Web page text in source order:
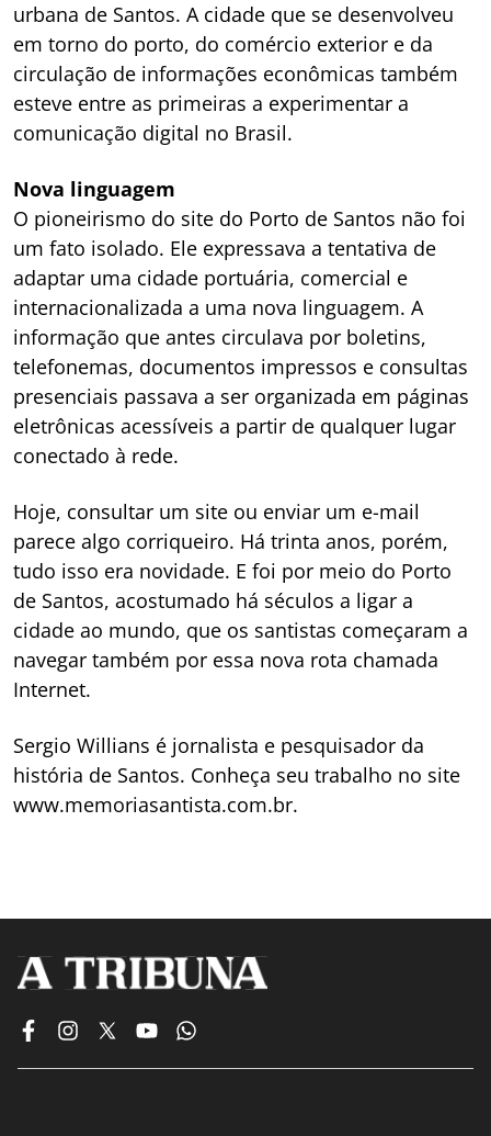
urbana de Santos. A cidade que se desenvolveu
em torno do porto, do comércio exterior e da
circulação de informações econômicas também
esteve entre as primeiras a experimentar a
comunicação digital no Brasil.
Nova linguagem
O pioneirismo do site do Porto de Santos não foi
um fato isolado. Ele expressava a tentativa de
adaptar uma cidade portuária, comercial e
internacionalizada a uma nova linguagem. A
informação que antes circulava por boletins,
telefonemas, documentos impressos e consultas
presenciais passava a ser organizada em páginas
eletrônicas acessíveis a partir de qualquer lugar
conectado à rede.
Hoje, consultar um site ou enviar um e-mail
parece algo corriqueiro. Há trinta anos, porém,
tudo isso era novidade. E foi por meio do Porto
de Santos, acostumado há séculos a ligar a
cidade ao mundo, que os santistas começaram a
navegar também por essa nova rota chamada
Internet.
Sergio Willians é jornalista e pesquisador da
história de Santos. Conheça seu trabalho no site
www.memoriasantista.com.br.